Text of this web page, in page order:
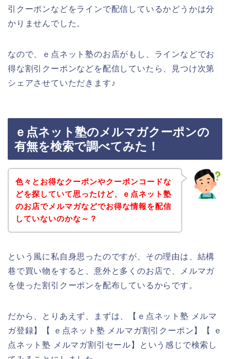
引クーポンなどをラインで配信しているかどうかは分
かりませんでした。
なので、ｅ点ネット塾のお店がもし、ラインなどでお
得な割引クーポンなどを配信していたら、見つけ次第
シェアさせていただきます♪
ｅ点ネット塾のメルマガクーポンの
有無を検索で調べてみた！
色々とお得なクーポンやクーポンコードな
どを探していて思ったけど、ｅ点ネット塾
のお店でメルマガなどでお得な情報を配信
していないのかな～？
という風に私自身思ったのですが、その理由は、結構
巷で買い物をすると、意外と多くのお店で、メルマガ
を使った割引クーポンを配布しているからです。
だから、とりあえず、まずは、【ｅ点ネット塾 メルマ
ガ登録】【 ｅ点ネット塾 メルマガ割引クーポン】【 ｅ
点ネット塾 メルマガ割引セール】という感じで検索し